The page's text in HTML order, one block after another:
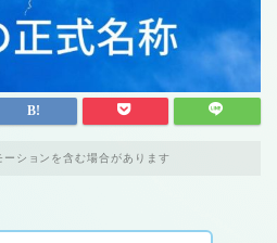
ションを含む場合があります